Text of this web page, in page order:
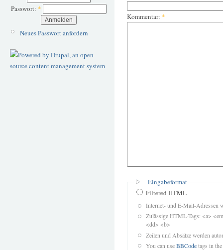
Passwort: *
Neues Passwort anfordern
Kommentar: *
Eingabeformat
Filtered HTML
Internet- und E-Mail-Adressen
Zulässige HTML-Tags: <a>
<dd> <b>
Zeilen und Absätze werden
You can useBBCodetags in